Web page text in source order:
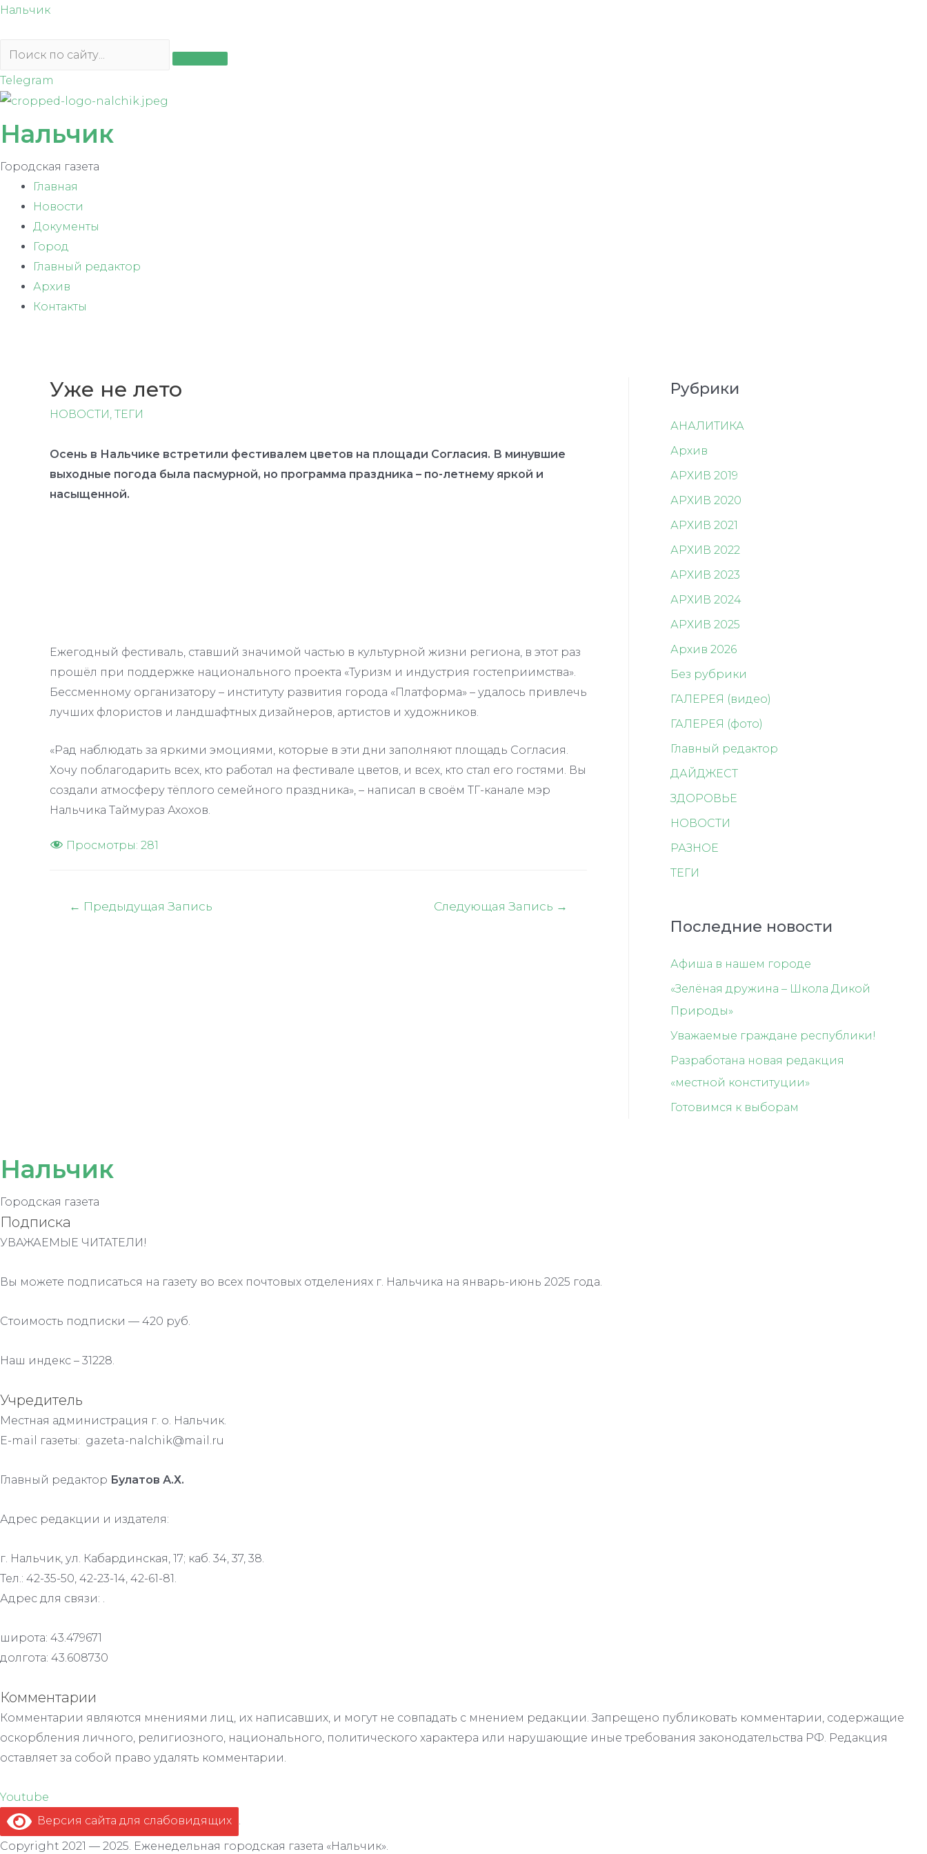
Перейти
содержимому
Нальчик
Telegram
Нальчик
Городская газета
Главная
Новости
Документы
Город
Главный редактор
Архив
Контакты
Уже не лето
НОВОСТИ , ТЕГИ
Осень в Нальчике встретили фестивалем цветов на площади Согласия. В минувшие
выходные погода была пасмурной, но программа праздника – по-летнему яркой и
насыщенной.
Ежегодный фестиваль, ставший значимой частью в культурной жизни региона, в этот раз
прошёл при поддержке национального проекта «Туризм и индустрия гостеприимства».
Бессменному организатору – институту развития города «Платформа» – удалось привлечь
лучших флористов и ландшафтных дизайнеров, артистов и художников.
«Рад наблюдать за яркими эмоциями, которые в эти дни заполняют площадь Согласия.
Хочу поблагодарить всех, кто работал на фестивале цветов, и всех, кто стал его гостями. Вы
создали атмосферу тёплого семейного праздника», – написал в своём ТГ-канале мэр
Нальчика Таймураз Ахохов.
Просмотры: 281
Навигация
← Предыдущая Запись Следующая Запись →
Рубрики
АНАЛИТИКА
Архив
АРХИВ 2019
АРХИВ 2020
АРХИВ 2021
АРХИВ 2022
АРХИВ 2023
АРХИВ 2024
АРХИВ 2025
Архив 2026
Без рубрики
ГАЛЕРЕЯ (видео)
ГАЛЕРЕЯ (фото)
Главный редактор
ДАЙДЖЕСТ
ЗДОРОВЬЕ
НОВОСТИ
РАЗНОЕ
ТЕГИ
Последние новости
Афиша в нашем городе
«Зелёная дружина – Школа Дикой
Природы»
Уважаемые граждане республики!
Разработана новая редакция
«местной конституции»
Готовимся к выборам
Нальчик
Городская газета
Подписка
УВАЖАЕМЫЕ ЧИТАТЕЛИ!
Вы можете подписаться на газету во всех почтовых отделениях г. Нальчика на январь-июнь 2025 года.
Стоимость подписки — 420 руб.
Наш индекс – 31228.
Учредитель
Местная администрация г. о. Нальчик.
E-mail газеты: gazeta-nalchik@mail.ru
Главный редактор Булатов А.Х.
Адрес редакции и издателя:
г. Нальчик, ул. Кабардинская, 17; каб. 34, 37, 38.
Тел.: 42-35-50, 42-23-14, 42-61-81.
Адрес для связи: .
широта: 43.479671
долгота: 43.608730
Комментарии
Комментарии являются мнениями лиц, их написавших, и могут не совпадать с мнением редакции. Запрещено публиковать комментарии, содержащие
оскорбления личного, религиозного, национального, политического характера или нарушающие иные требования законодательства РФ. Редакция
оставляет за собой право удалять комментарии.
Youtube
Версия сайта для слабовидящих .
Copyright 2021 — 2025. Еженедельная городская газета «Нальчик».